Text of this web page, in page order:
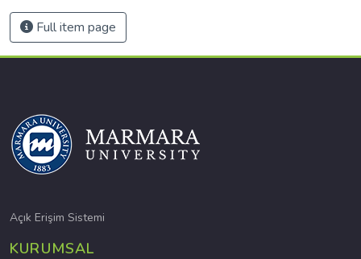
Full item page
Açık Erişim Sistemi
KURUMSAL